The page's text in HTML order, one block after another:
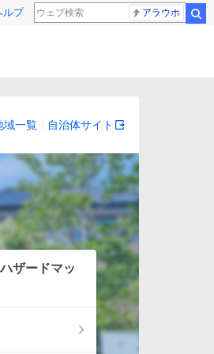
ルプ アラウホ
域一覧 自治体サイト
ザードマッ